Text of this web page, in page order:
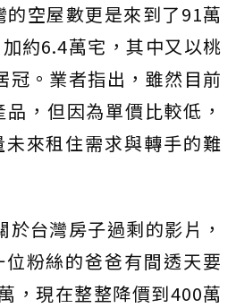
空屋數更是來到了91萬
約6.4萬宅，其中又以桃
冠。業者指出，雖然目前
，但因為單價比較低，
來租住需求與轉手的難
於台灣房子過剩的影片，
粉絲的爸爸有間透天要
，現在整整降價到400萬